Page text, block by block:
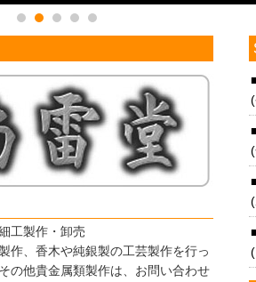
工製作・卸売
作、香木や純銀製の工芸製作を行っ
の他貴金属類製作は、お問い合わせ